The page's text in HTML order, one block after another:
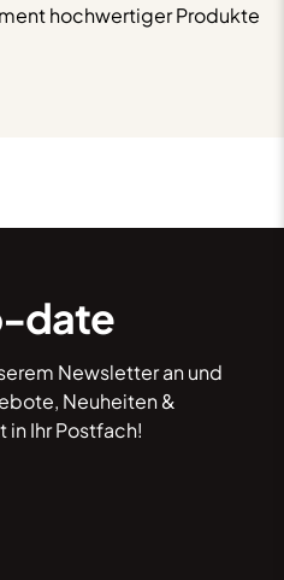
hochwertiger Produkte
date
Newsletter an und
Neuheiten &
Ihr Postfach!